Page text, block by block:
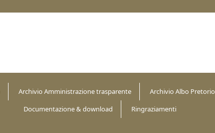
Archivio Amministrazione trasparente Archivio Albo Pretorio
Documentazione & download
Ringraziamenti